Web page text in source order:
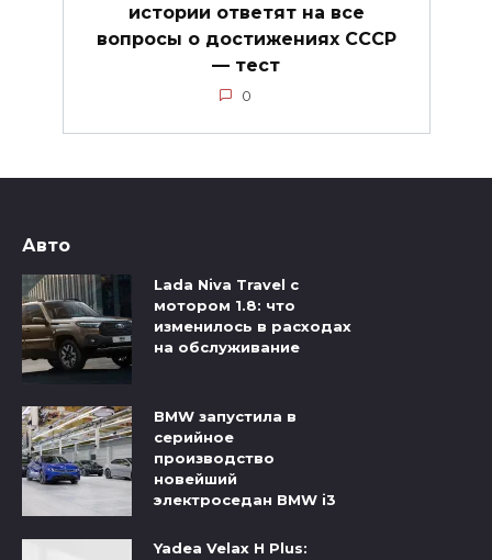
истории ответят на все
вопросы о достижениях СССР
— тест
0
Авто
Lada Niva Travel с
мотором 1.8: что
изменилось в расходах
на обслуживание
BMW запустила в
серийное
производство
новейший
электроседан BMW i3
Yadea Velax H Plus: